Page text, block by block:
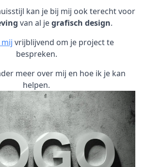
kan je bij mij ook terecht voor
van al jegrafisch design.
vrijblijvend om je project te
bespreken.
meer over mij en hoe ik je kan
helpen.